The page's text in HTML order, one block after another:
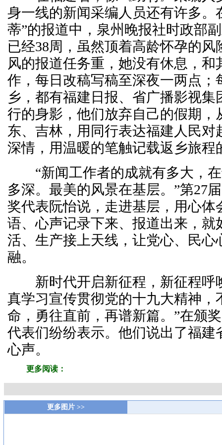
身一线的新闻采编人员还有许多。
蒂”的报道中，泉州晚报社时政部
已经38周，虽然顶着高龄怀孕的
风的报道任务重，她没有休息，和
作，每日改稿写稿至深夜一两点；
乡，都有福建日报、省广播影视集
行的身影，他们放弃自己的假期，
东、吉林，用同行表达福建人民对
深情，用温暖的笔触记载返乡旅
“新闻工作者的成就有多大，在
多深。最美的风景在基层。”第27
奖代表阮怡说，走进基层，用心体
语、心声记录下来、报道出来，就
活、生产接上天线，让党心、民心
融。
新时代开启新征程，新征程呼
真学习宣传贯彻党的十九大精神，
命，勇往直前，再谱新篇。”在颁
代表们纷纷表示。他们说出了福建
心声。
更多阅读：
更多图片 >>